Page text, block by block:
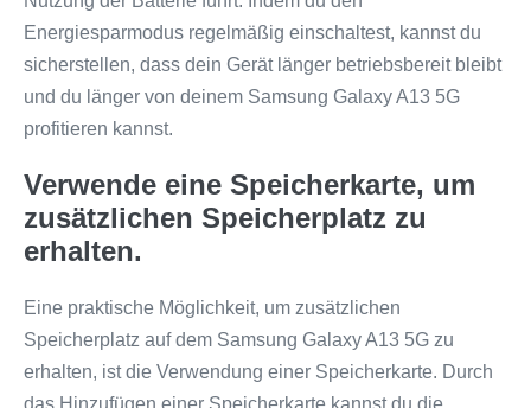
Energiesparmodus regelmäßig einschaltest, kannst du
sicherstellen, dass dein Gerät länger betriebsbereit bleibt
und du länger von deinem Samsung Galaxy A13 5G
profitieren kannst.
Verwende eine Speicherkarte, um
zusätzlichen Speicherplatz zu
erhalten.
Eine praktische Möglichkeit, um zusätzlichen
Speicherplatz auf dem Samsung Galaxy A13 5G zu
erhalten, ist die Verwendung einer Speicherkarte. Durch